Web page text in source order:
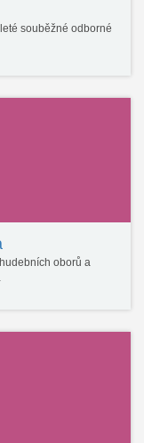
souběžné odborné
oborů a